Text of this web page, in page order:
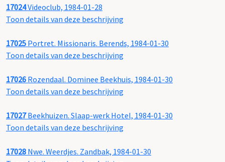
17024Videoclub, 1984-01-28
Toon details van deze beschrijving
17025 Portret. Missionaris. Berends, 1984-01-30
Toon details van deze beschrijving
17026 Rozendaal. Dominee Beekhuis, 1984-01-30
Toon details van deze beschrijving
17027Beekhuizen. Slaap-werk Hotel, 1984-01-30
Toon details van deze beschrijving
17028 Nwe. Weerdjes. Zandbak, 1984-01-30